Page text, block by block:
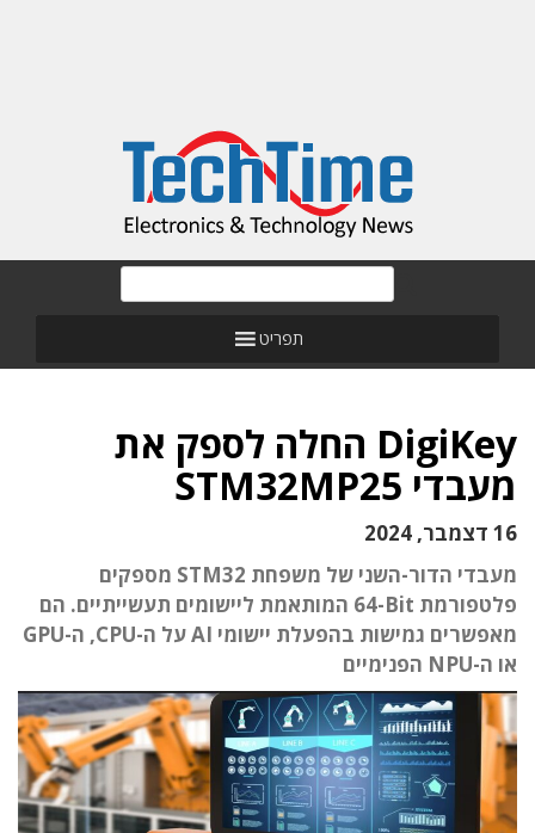
תפריט
DigiKey החלה לספק את
מעבדי STM32MP25
16 דצמבר, 2024
מעבדי הדור-השני של משפחת STM32‏ מספקים
פלטפורמת Bit‏-64‏ המותאמת ליישומים תעשייתיים. הם
או ה-NPU הפנימיים